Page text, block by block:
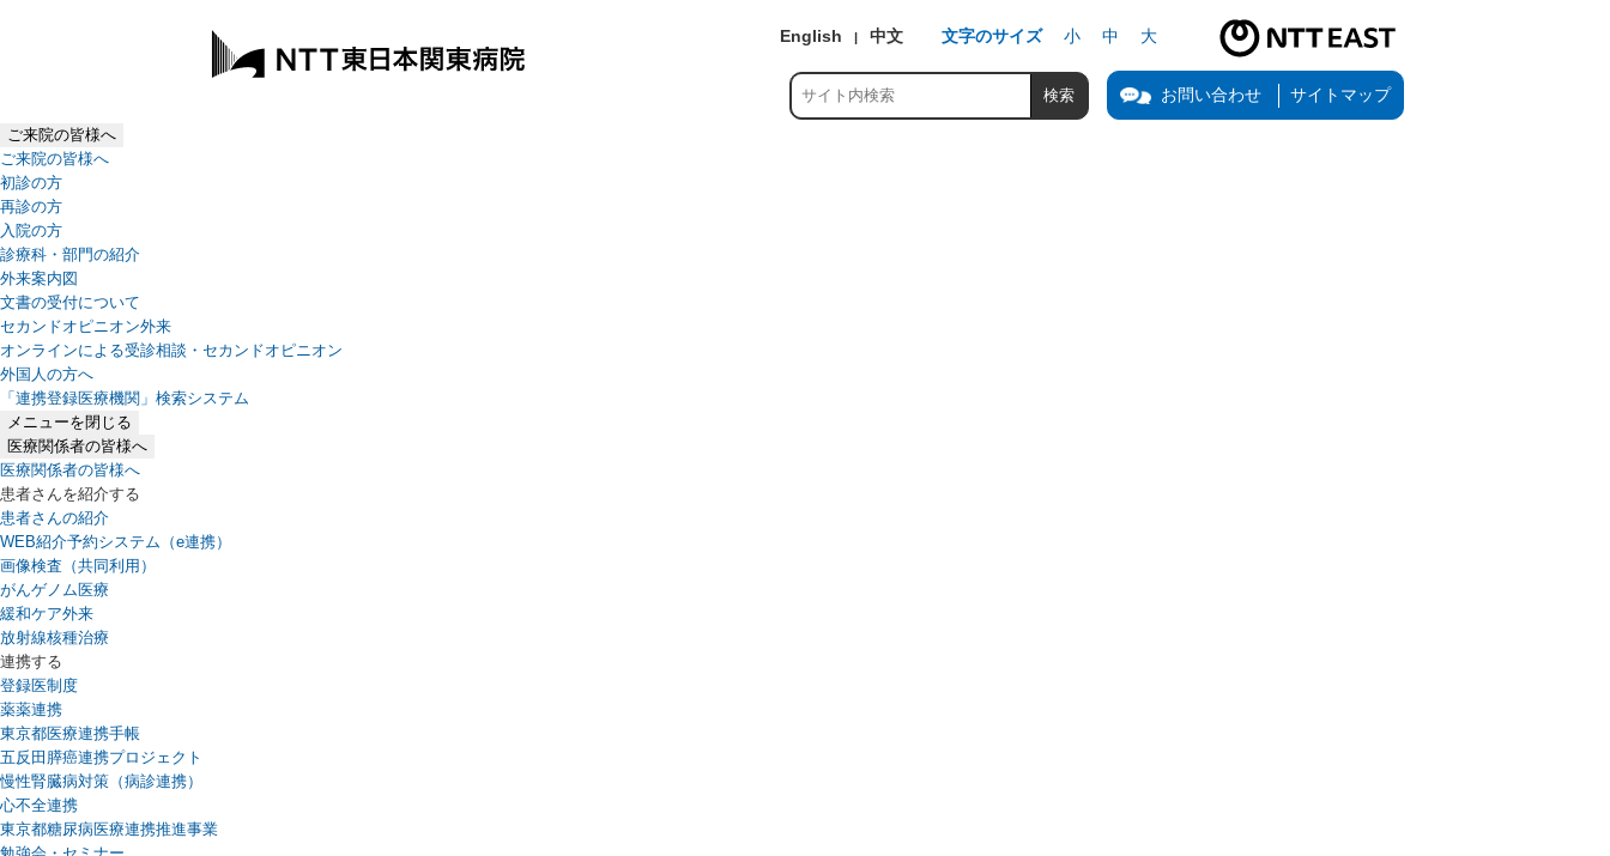
English 中文 文字のサイズ 小 中 大
NTT東日本公式サイト（新しいタブで開きます）
お問い合わせ サイトマップ
ご来院の皆様へ
ご来院の皆様へ
初診の方
再診の方
入院の方
診療科・部門の紹介
外来案内図
文書の受付について
セカンドオピニオン外来
オンラインによる受診相談・セカンドオピニオン
外国人の方へ
「連携登録医療機関」検索システム
（新しいタブで開きます）
メニューを閉じる
医療関係者の皆様へ
医療関係者の皆様へ
患者さんを紹介する
患者さんの紹介
WEB紹介予約システム（e連携）
（新しいタブで開きます）
画像検査（共同利用）
がんゲノム医療
緩和ケア外来
放射線核種治療
連携する
登録医制度
薬薬連携
東京都医療連携手帳
五反田膵癌連携プロジェクト
慢性腎臓病対策（病診連携）
心不全連携
東京都糖尿病医療連携推進事業